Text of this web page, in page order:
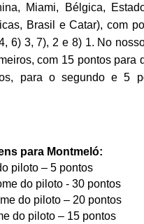
Miami, Bélgica,
Brasil e Catar), com
6) 3, 7), 2 e 8) 1. No
com 15 pontos para
para o segundo e 5
para Montmeló:
piloto – 5 pontos
do piloto - 30 pontos
do piloto – 20 pontos
do piloto – 15 pontos